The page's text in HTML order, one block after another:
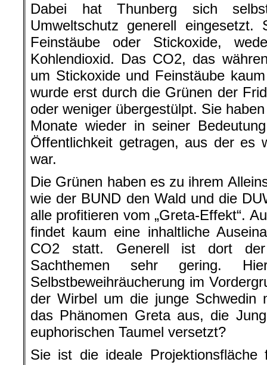
Dabei hat Thunberg sich
Umweltschutz generell
Feinstäube oder Stickoxide,
Kohlendioxid. Das CO2, das
um Stickoxide und Feinstäube
wurde erst durch die Grünen der
oder weniger übergestülpt. Sie
Monate wieder in seiner
Öffentlichkeit getragen, aus der es
war.
Die Grünen haben es zu ihrem
wie der BUND den Wald und die
alle profitieren vom „Greta-Effekt“.
findet kaum eine inhaltliche
CO2 statt. Generell ist dort
Sachthemen sehr gering.
Selbstbeweihräucherung im
der Wirbel um die junge Schwedin
das Phänomen Greta aus, die
euphorischen Taumel versetzt?
Sie ist die ideale Projektionsfläche